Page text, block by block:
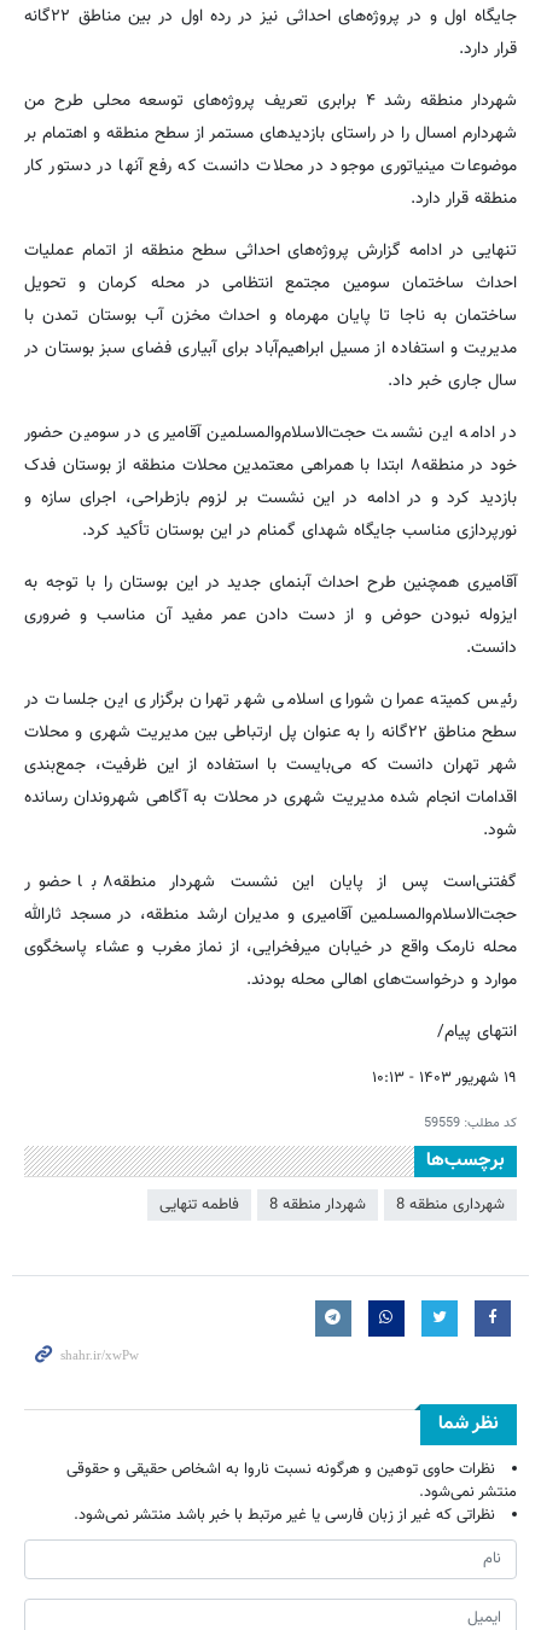
جایگاه اول و در پروژه‌های احداثی نیز در رده اول در بین مناطق ۲۲گانه
قرار دارد.
شهردار منطقه رشد ۴ برابری تعریف پروژه‌های توسعه محلی طرح من
شهردارم امسال را در راستای بازدیدهای مستمر از سطح منطقه و اهتمام بر
موضوعات مینیاتوری موجود در محلات دانست که رفع آنها در دستور کار
منطقه قرار دارد.
تنهایی در ادامه گزارش پروژه‌های احداثی سطح منطقه از اتمام عملیات
احداث ساختمان سومین مجتمع انتظامی در محله کرمان و تحویل
ساختمان به ناجا تا پایان مهرماه و احداث مخزن آب بوستان تمدن با
مدیریت و استفاده از مسیل ابراهیم‌آباد برای آبیاری فضای سبز بوستان در
سال جاری خبر داد.
در ادامه این نشست حجت‌الاسلام‌والمسلمین آقامیری در سومین حضور
خود در منطقه۸ ابتدا با همراهی معتمدین محلات منطقه از بوستان فدک
بازدید کرد و در ادامه در این نشست بر لزوم بازطراحی، اجرای سازه و
نورپردازی مناسب جایگاه شهدای گمنام در این بوستان تأکید کرد.
آقامیری همچنین طرح احداث آبنمای جدید در این بوستان را با توجه به
ایزوله نبودن حوض و از دست دادن عمر مفید آن مناسب و ضروری
دانست.
رئیس کمیته عمران شورای اسلامی شهر تهران برگزاری این جلسات در
سطح مناطق ۲۲گانه را به عنوان پل ارتباطی بین مدیریت شهری و محلات
شهر تهران دانست که می‌بایست با استفاده از این ظرفیت، جمع‌بندی
اقدامات انجام شده مدیریت شهری در محلات به آگاهی شهروندان رسانده
شود.
گفتنی‌است پس از پایان این نشست شهردار منطقه۸ با حضور
حجت‌الاسلام‌والمسلمین آقامیری و مدیران ارشد منطقه، در مسجد ثارالله
محله نارمک واقع در خیابان میرفخرایی، از نماز مغرب و عشاء پاسخگوی
موارد و درخواست‌های اهالی محله بودند.
انتهای پیام/
۱۹ شهریور ۱۴۰۳ - ۱۰:۱۳
کد مطلب: 59559
برچسب‌ها
شهرداری منطقه 8 شهردار منطقه 8 فاطمه تنهایی
نظر شما
نظرات حاوی توهین و هرگونه نسبت ناروا به اشخاص حقیقی و حقوقی
منتشر نمی‌شود.
نظراتی که غیر از زبان فارسی یا غیر مرتبط با خبر باشد منتشر نمی‌شود.